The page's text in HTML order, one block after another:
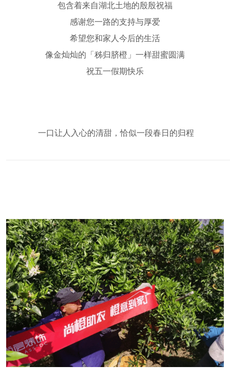
包含着来自湖北土地的殷殷祝福
感谢您一路的支持与厚爱
希望您和家人今后的生活
像金灿灿的「秭归脐橙」一样甜蜜圆满
祝五一假期快乐
一口让人入心的清甜，恰似一段春日的归程